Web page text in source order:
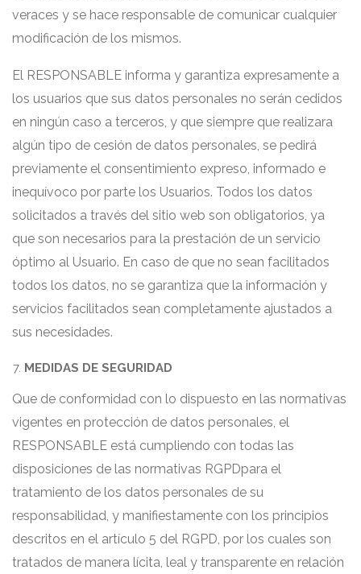
veraces y se hace responsable de comunicar cualquier
modificación de los mismos.
El RESPONSABLE informa y garantiza expresamente a
los usuarios que sus datos personales no serán cedidos
en ningún caso a terceros, y que siempre que realizara
algún tipo de cesión de datos personales, se pedirá
previamente el consentimiento expreso, informado e
inequívoco por parte los Usuarios. Todos los datos
solicitados a través del sitio web son obligatorios, ya
que son necesarios para la prestación de un servicio
óptimo al Usuario. En caso de que no sean facilitados
todos los datos, no se garantiza que la información y
servicios facilitados sean completamente ajustados a
sus necesidades.
MEDIDAS DE SEGURIDAD
Que de conformidad con lo dispuesto en las normativas
vigentes en protección de datos personales, el
RESPONSABLE está cumpliendo con todas las
disposiciones de las normativas RGPDpara el
tratamiento de los datos personales de su
responsabilidad, y manifiestamente con los principios
descritos en el artículo 5 del RGPD, por los cuales son
tratados de manera lícita, leal y transparente en relación